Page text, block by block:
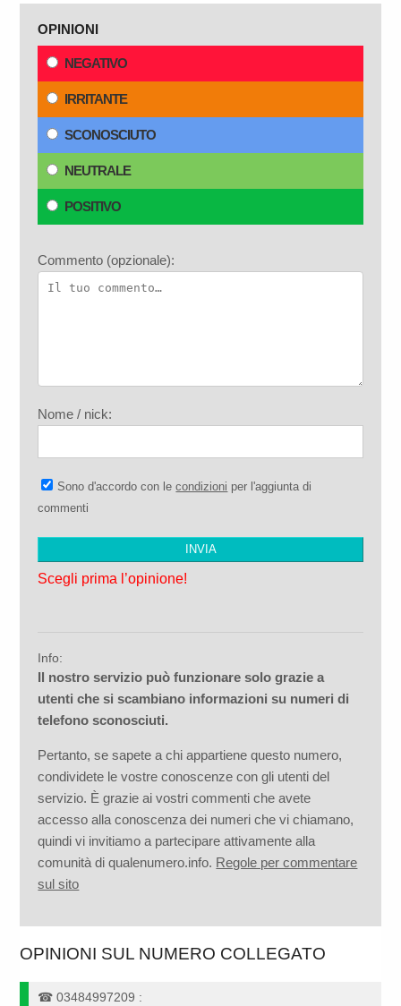
OPINIONI
NEGATIVO
IRRITANTE
SCONOSCIUTO
NEUTRALE
POSITIVO
Commento (opzionale):
Nome / nick:
Sono d'accordo con lecondizioni per l'aggiunta di
commenti
Scegli prima l’opinione!
Info:
Il nostro servizio può funzionare solo grazie a
utenti che si scambiano informazioni su numeri di
telefono sconosciuti.
Pertanto, se sapete a chi appartiene questo numero,
condividete le vostre conoscenze con gli utenti del
servizio. È grazie ai vostri commenti che avete
accesso alla conoscenza dei numeri che vi chiamano,
quindi vi invitiamo a partecipare attivamente alla
comunità di qualenumero.info. Regole per commentare
sul sito
OPINIONI SUL NUMERO COLLEGATO
☎03484997209 :